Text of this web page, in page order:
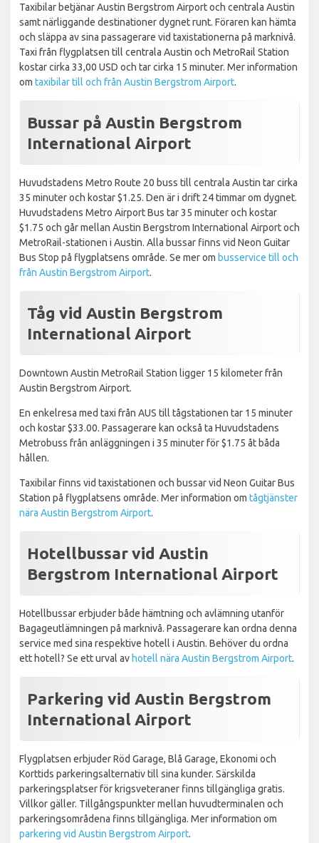
Taxibilar betjänar Austin Bergstrom Airport och centrala Austin
samt närliggande destinationer dygnet runt. Föraren kan hämta
och släppa av sina passagerare vid taxistationerna på marknivå.
Taxi från flygplatsen till centrala Austin och MetroRail Station
kostar cirka 33,00 USD och tar cirka 15 minuter. Mer information
om taxibilar till och från Austin Bergstrom Airport.
Bussar på Austin Bergstrom
International Airport
Huvudstadens Metro Route 20 buss till centrala Austin tar cirka
35 minuter och kostar $1.25. Den är i drift 24 timmar om dygnet.
Huvudstadens Metro Airport Bus tar 35 minuter och kostar
$1.75 och går mellan Austin Bergstrom International Airport och
MetroRail-stationen i Austin. Alla bussar finns vid Neon Guitar
Bus Stop på flygplatsens område. Se mer om busservice till och
från Austin Bergstrom Airport.
Tåg vid Austin Bergstrom
International Airport
Downtown Austin MetroRail Station ligger 15 kilometer från
Austin Bergstrom Airport.
En enkelresa med taxi från AUS till tågstationen tar 15 minuter
och kostar $33.00. Passagerare kan också ta Huvudstadens
Metrobuss från anläggningen i 35 minuter för $1.75 åt båda
hållen.
Taxibilar finns vid taxistationen och bussar vid Neon Guitar Bus
Station på flygplatsens område. Mer information om tågtjänster
nära Austin Bergstrom Airport.
Hotellbussar vid Austin
Bergstrom International Airport
Hotellbussar erbjuder både hämtning och avlämning utanför
Bagageutlämningen på marknivå. Passagerare kan ordna denna
service med sina respektive hotell i Austin. Behöver du ordna
ett hotell? Se ett urval av hotell nära Austin Bergstrom Airport.
Parkering vid Austin Bergstrom
International Airport
Flygplatsen erbjuder Röd Garage, Blå Garage, Ekonomi och
Korttids parkeringsalternativ till sina kunder. Särskilda
parkeringsplatser för krigsveteraner finns tillgängliga gratis.
Villkor gäller. Tillgångspunkter mellan huvudterminalen och
parkeringsområdena finns tillgängliga. Mer information om
parkering vid Austin Bergstrom Airport.